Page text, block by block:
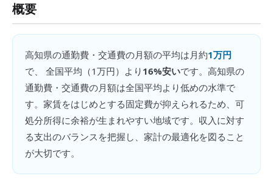
概要
高知県の通勤費・交通費の月額の平均は月約1万円
で、 全国平均（1万円）より 16%安いです。 高知県の
通勤費・交通費の月額は全国平均より低めの水準で
す。家賃をはじめとする固定費が抑えられるため、可
処分所得に余裕が生まれやすい地域です。収入に対す
る支出のバランスを把握し、家計の最適化を図ること
が大切です。